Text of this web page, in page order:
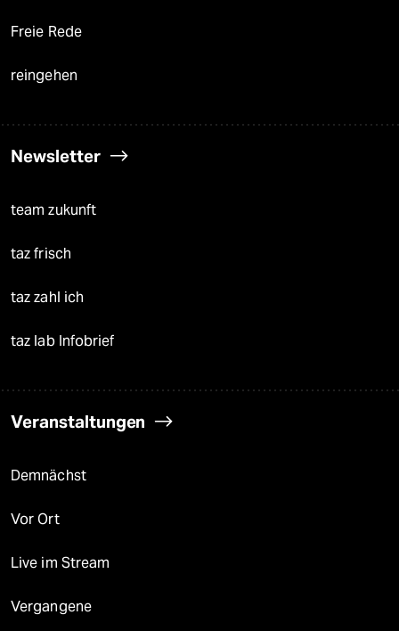
Freie Rede
reingehen
Newsletter
team zukunft
taz frisch
taz zahl ich
taz lab Infobrief
Veranstaltungen
Demnächst
Vor Ort
Live im Stream
Vergangene